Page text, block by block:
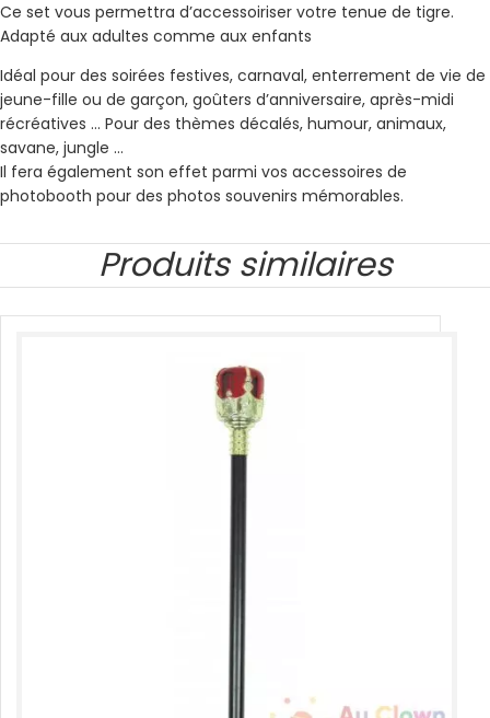
Ce set vous permettra d’accessoiriser votre tenue de tigre.
Adapté aux adultes comme aux enfants
Idéal pour des soirées festives, carnaval, enterrement de vie de
jeune-fille ou de garçon, goûters d’anniversaire, après-midi
récréatives … Pour des thèmes décalés, humour, animaux,
savane, jungle …
Il fera également son effet parmi vos accessoires de
photobooth pour des photos souvenirs mémorables.
Produits similaires